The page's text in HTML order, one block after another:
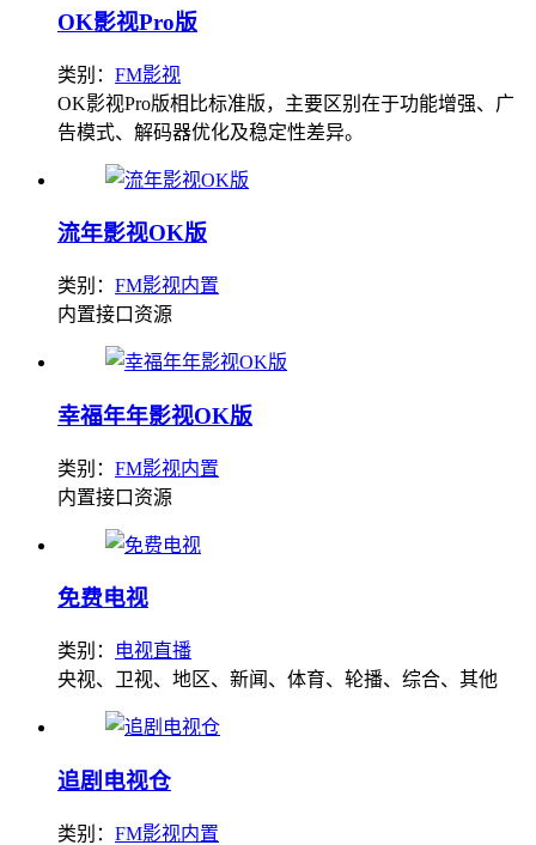
OK影视Pro版
类别： FM影视
OK影视Pro版相比标准版，主要区别在于功能增强、广
告模式、解码器优化及稳定性差异。
流年影视OK版
类别： FM影视内置
内置接口资源
幸福年年影视OK版
类别： FM影视内置
内置接口资源
免费电视
类别：
电视直播
央视、卫视、地区、新闻、体育、轮播、综合、其他
追剧电视仓
类别： FM影视内置